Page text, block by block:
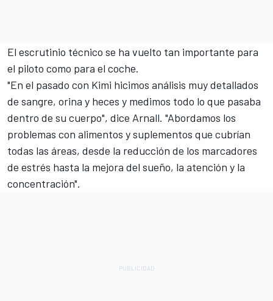
El escrutinio técnico se ha vuelto tan importante para
el piloto como para el coche.
"En el pasado con Kimi hicimos análisis muy detallados
de sangre, orina y heces y medimos todo lo que pasaba
dentro de su cuerpo", dice Arnall. "Abordamos los
problemas con alimentos y suplementos que cubrían
todas las áreas, desde la reducción de los marcadores
de estrés hasta la mejora del sueño, la atención y la
concentración".